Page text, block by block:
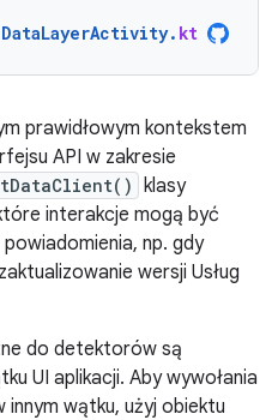
DataLayerActivity. kt
prawidłowym kontekstem
API w zakresie
klasy
interakcje mogą być
np. gdy
wersji Usług
do detektorów są
UI aplikacji. Aby wywołania
innym wątku, użyj obiektu